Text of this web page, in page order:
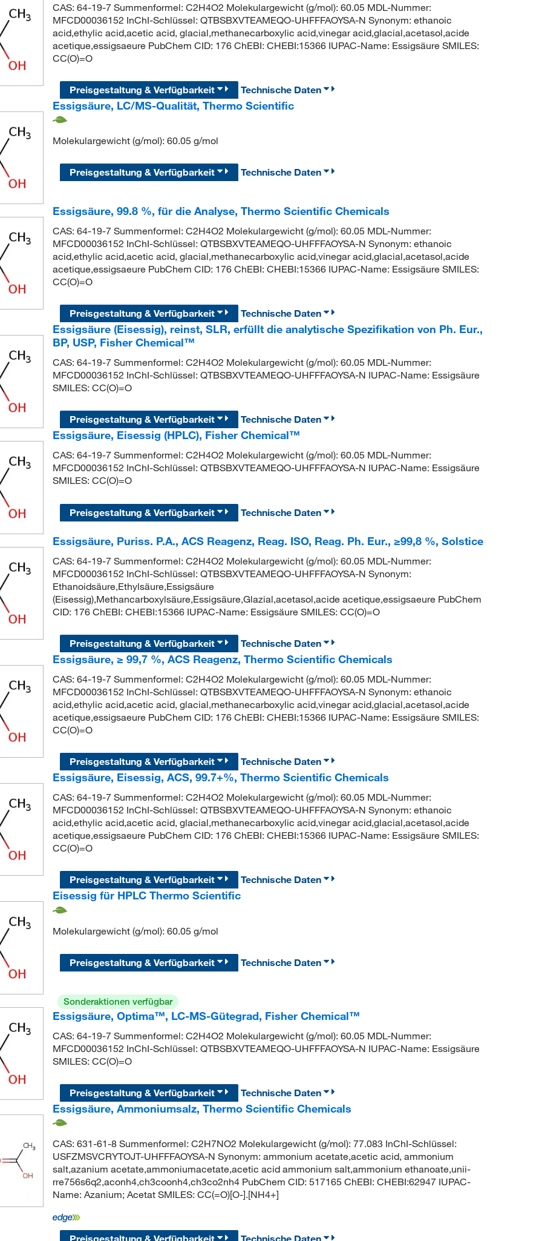
CAS: 64-19-7 Summenformel: C2H4O2 Molekulargewicht (g/mol): 60.05 MDL-Nummer:
MFCD00036152 InChI-Schlüssel: QTBSBXVTEAMEQO-UHFFFAOYSA-N Synonym: ethanoic
acid,ethylic acid,acetic acid, glacial,methanecarboxylic acid,vinegar acid,glacial,acetasol,acide
acetique,essigsaeure PubChem CID: 176 ChEBI: CHEBI:15366 IUPAC-Name: Essigsäure SMILES:
CC(O)=O
Preisgestaltung & Verfügbarkeit
Technische Daten
Essigsäure, LC/MS-Qualität, Thermo Scientific
Molekulargewicht (g/mol): 60.05 g/mol
Preisgestaltung & Verfügbarkeit Technische Daten
Essigsäure, 99.8 %, für die Analyse, Thermo Scientific Chemicals
CAS: 64-19-7 Summenformel: C2H4O2 Molekulargewicht (g/mol): 60.05 MDL-Nummer:
MFCD00036152 InChI-Schlüssel: QTBSBXVTEAMEQO-UHFFFAOYSA-N Synonym: ethanoic
acid,ethylic acid,acetic acid, glacial,methanecarboxylic acid,vinegar acid,glacial,acetasol,acide
acetique,essigsaeure PubChem CID: 176 ChEBI: CHEBI:15366 IUPAC-Name: Essigsäure SMILES:
CC(O)=O
Preisgestaltung & Verfügbarkeit
Technische Daten
Essigsäure (Eisessig), reinst, SLR, erfüllt die analytische Spezifikation von Ph. Eur.,
BP, USP, Fisher Chemical™
CAS: 64-19-7 Summenformel: C2H4O2 Molekulargewicht (g/mol): 60.05 MDL-Nummer:
MFCD00036152 InChI-Schlüssel: QTBSBXVTEAMEQO-UHFFFAOYSA-N IUPAC-Name: Essigsäure
SMILES: CC(O)=O
Preisgestaltung & Verfügbarkeit
Technische Daten
Essigsäure, Eisessig (HPLC), Fisher Chemical™
CAS: 64-19-7 Summenformel: C2H4O2 Molekulargewicht (g/mol): 60.05 MDL-Nummer:
MFCD00036152 InChI-Schlüssel: QTBSBXVTEAMEQO-UHFFFAOYSA-N IUPAC-Name: Essigsäure
SMILES: CC(O)=O
Preisgestaltung & Verfügbarkeit Technische Daten
Essigsäure, Puriss. P.A., ACS Reagenz, Reag. ISO, Reag. Ph. Eur., ≥99,8 %, Solstice
CAS: 64-19-7 Summenformel: C2H4O2 Molekulargewicht (g/mol): 60.05 MDL-Nummer:
MFCD00036152 InChI-Schlüssel: QTBSBXVTEAMEQO-UHFFFAOYSA-N Synonym:
Ethanoidsäure,Ethylsäure,Essigsäure
(Eisessig),Methancarboxylsäure,Essigsäure,Glazial,acetasol,acide acetique,essigsaeure PubChem
CID: 176 ChEBI: CHEBI:15366 IUPAC-Name: Essigsäure SMILES: CC(O)=O
Preisgestaltung & Verfügbarkeit
Technische Daten
Essigsäure, ≥ 99,7 %, ACS Reagenz, Thermo Scientific Chemicals
CAS: 64-19-7 Summenformel: C2H4O2 Molekulargewicht (g/mol): 60.05 MDL-Nummer:
MFCD00036152 InChI-Schlüssel: QTBSBXVTEAMEQO-UHFFFAOYSA-N Synonym: ethanoic
acid,ethylic acid,acetic acid, glacial,methanecarboxylic acid,vinegar acid,glacial,acetasol,acide
acetique,essigsaeure PubChem CID: 176 ChEBI: CHEBI:15366 IUPAC-Name: Essigsäure SMILES:
CC(O)=O
Preisgestaltung & Verfügbarkeit
Technische Daten
Essigsäure, Eisessig, ACS, 99.7+%, Thermo Scientific Chemicals
CAS: 64-19-7 Summenformel: C2H4O2 Molekulargewicht (g/mol): 60.05 MDL-Nummer:
MFCD00036152 InChI-Schlüssel: QTBSBXVTEAMEQO-UHFFFAOYSA-N Synonym: ethanoic
acid,ethylic acid,acetic acid, glacial,methanecarboxylic acid,vinegar acid,glacial,acetasol,acide
acetique,essigsaeure PubChem CID: 176 ChEBI: CHEBI:15366 IUPAC-Name: Essigsäure SMILES:
CC(O)=O
Preisgestaltung & Verfügbarkeit
Technische Daten
Eisessig für HPLC Thermo Scientific
Molekulargewicht (g/mol): 60.05 g/mol
Preisgestaltung & Verfügbarkeit Technische Daten
Sonderaktionen verfügbar
Essigsäure, Optima™, LC-MS-Gütegrad, Fisher Chemical™
CAS: 64-19-7 Summenformel: C2H4O2 Molekulargewicht (g/mol): 60.05 MDL-Nummer:
MFCD00036152 InChI-Schlüssel: QTBSBXVTEAMEQO-UHFFFAOYSA-N IUPAC-Name: Essigsäure
SMILES: CC(O)=O
Preisgestaltung & Verfügbarkeit
Technische Daten
Essigsäure, Ammoniumsalz, Thermo Scientific Chemicals
CAS: 631-61-8 Summenformel: C2H7NO2 Molekulargewicht (g/mol): 77.083 InChI-Schlüssel:
USFZMSVCRYTOJT-UHFFFAOYSA-N Synonym: ammonium acetate,acetic acid, ammonium
salt,azanium acetate,ammoniumacetate,acetic acid ammonium salt,ammonium ethanoate,unii-
rre756s6q2,aconh4,ch3coonh4,ch3co2nh4 PubChem CID: 517165 ChEBI: CHEBI:62947 IUPAC-
Name: Azanium; Acetat SMILES: CC(=O)[O-].[NH4+]